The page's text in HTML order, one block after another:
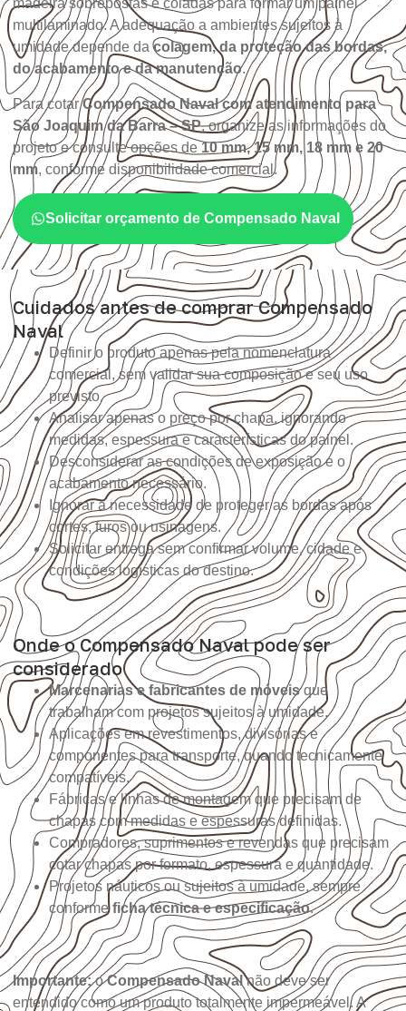
madeira sobrepostas e coladas para formar um painel
multilaminado. A adequação a ambientes sujeitos à
umidade depende dacolagem, da proteção das bordas,
do acabamento e da manutenção.
Para cotarCompensado Naval com atendimento para
São Joaquim da Barra – SP, organize as informações do
projeto e consulte opções de 10 mm, 15 mm, 18 mm e 20
mm, conforme disponibilidade comercial.
Solicitar orçamento de Compensado Naval
Cuidados antes de comprar Compensado
Naval
Definir o produto apenas pela nomenclatura
comercial, sem validar sua composição e seu uso
previsto.
Analisar apenas o preço por chapa, ignorando
medidas, espessura e características do painel.
Desconsiderar as condições de exposição e o
acabamento necessário.
Ignorar a necessidade de proteger as bordas após
cortes, furos ou usinagens.
Solicitar entrega sem confirmar volume, cidade e
condições logísticas do destino.
Onde o Compensado Naval pode ser
considerado
Marcenarias e fabricantes de móveisque
trabalham com projetos sujeitos à umidade.
Aplicações em revestimentos, divisórias e
componentes para transporte, quando tecnicamente
compatíveis.
Fábricas e linhas de montagem que precisam de
chapas com medidas e espessuras definidas.
Compradores, suprimentos e revendas que precisam
cotar chapas por formato, espessura e quantidade.
Projetos náuticos ou sujeitos à umidade, sempre
conformeficha técnica e especificação.
Importante:oCompensado Naval não deve ser
entendido como um produto totalmente impermeável. A